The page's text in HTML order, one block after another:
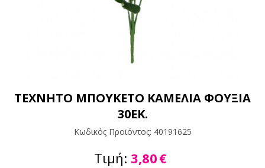
ΤΕΧΝΗΤΟ ΜΠΟΥΚΕΤΟ ΚΑΜΕΛΙΑ ΦΟΥΞΙΑ
30ΕΚ.
Κωδικός Προϊόντος: 40191625
Τιμή: 3,80€